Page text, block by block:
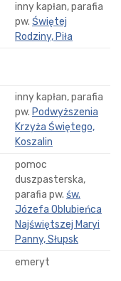
inny kapłan, parafia
pw. Świętej
Rodziny, Piła
inny kapłan, parafia
pw. Podwyższenia
Krzyża Świętego,
Koszalin
pomoc
duszpasterska,
parafia pw. św.
Józefa Oblubieńca
Najświętszej Maryi
Panny, Słupsk
emeryt